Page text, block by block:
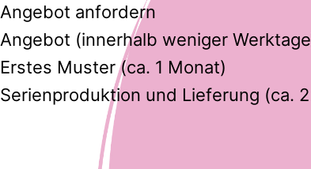
Angebot anfordern
Angebot (innerhalb weniger
Erstes Muster (ca. 1 Monat)
Serienproduktion und Lieferung (ca.